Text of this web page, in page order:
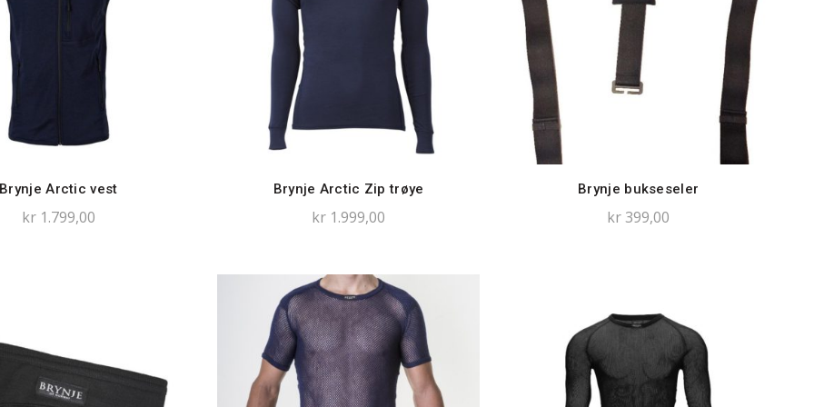
Brynje Arctic vest
kr1.799,00
Brynje Arctic Zip trøye
kr 1.999,00
Brynje bukseseler
kr399,00